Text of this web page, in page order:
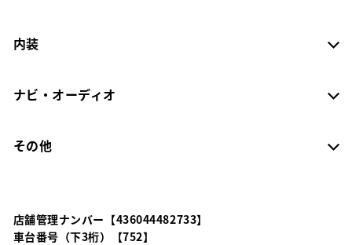
内装
ナビ・オーディオ
その他
店舗管理ナンバー【436044482733】
車台番号（下3桁）【752】